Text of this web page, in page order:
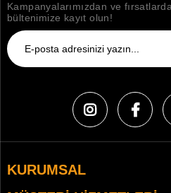
Kampanyalarımızdan ve
bültenimize kayıt olun!
KURUMSAL